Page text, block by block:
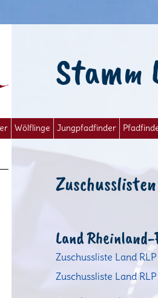
Wölflinge Jungpfadfinder
Zuschusslisten
Land
Zuschussliste Land
Zuschussliste Land